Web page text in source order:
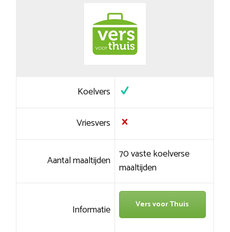
Koelvers
Vriesvers
Aantal maaltijden 70 vaste koelverse
maaltijden
Informatie Vers voor Thuis